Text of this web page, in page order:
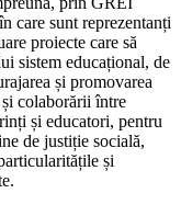
care sunt reprezentanți
proiecte care să
sistem educațional, de
și promovarea
colaborării între
și educatori, pentru
de justiție socială,
și